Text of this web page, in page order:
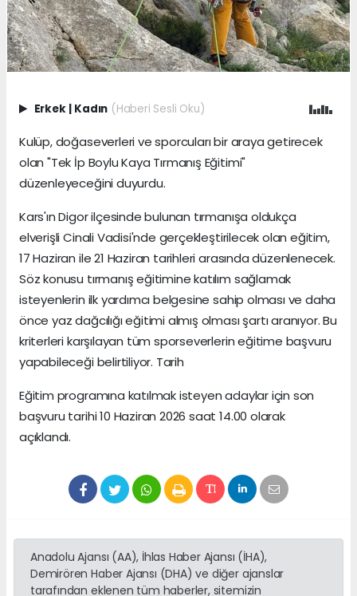
Erkek | Kadın (Haberi Sesli Oku)
Kulüp, doğaseverleri ve sporcuları bir araya getirecek
olan "Tek İp Boylu Kaya Tırmanış Eğitimi"
düzenleyeceğini duyurdu.
Kars'ın Digor ilçesinde bulunan tırmanışa oldukça
elverişli Cinali Vadisi'nde gerçekleştirilecek olan eğitim,
17 Haziran ile 21 Haziran tarihleri arasında düzenlenecek.
Söz konusu tırmanış eğitimine katılım sağlamak
isteyenlerin ilk yardımcı belgesine sahip olması ve daha
önce yaz dağcılığı eğitimi almış olması şartı aranıyor. Bu
kriterleri karşılayan tüm sporseverlerin eğitime başvuru
yapabileceği belirtiliyor. Tarih
Eğitim programına katılmak isteyen adaylar için son
başvuru tarihi 10 Haziran 2026 saat 14.00 olarak
açıklandı.
Anadolu Ajansı (AA), İhlas Haber Ajansı (İHA),
Demirören Haber Ajansı (DHA) ve diğer ajanslar
tarafından eklenen tüm haberler, sitemizin